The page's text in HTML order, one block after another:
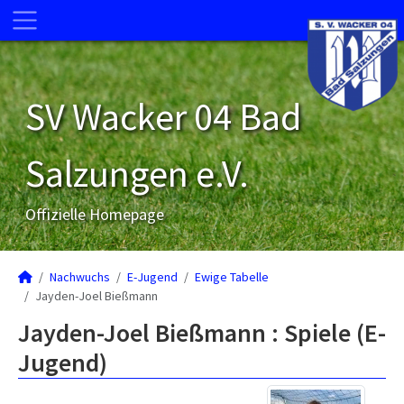
SV Wacker 04 Bad
Salzungen e.V.
Offizielle Homepage
Nachwuchs E-Jugend
Ewige Tabelle
Jayden-Joel Bießmann
Jayden-Joel Bießmann : Spiele (E-
Jugend)